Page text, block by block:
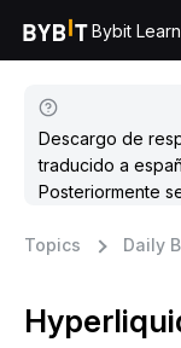
Bybit Learn
Descargo de
traducido a
Posteriormente
Topics Daily